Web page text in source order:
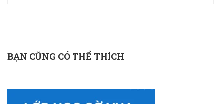
BẠN CŨNG CÓ THỂ THÍCH